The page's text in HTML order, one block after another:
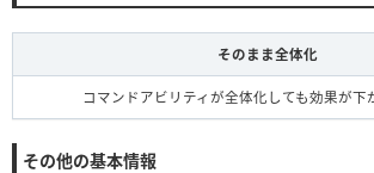
そのまま全体化
コマンドアビリティが全体化しても効果が下
その他の基本情報